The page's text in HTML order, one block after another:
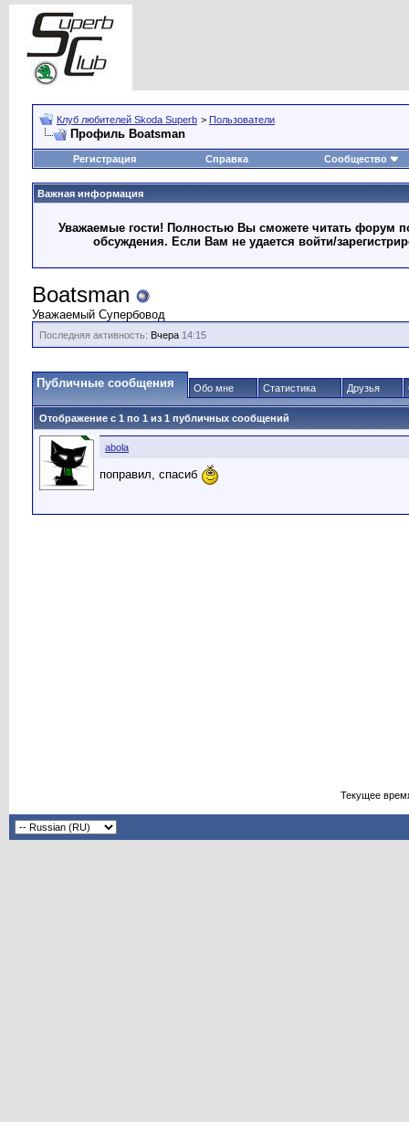
Клуб любителей Skoda Superb > Пользователи
Профиль Boatsman
Регистрация Справка Сообщество
Важная информация
Уважаемые гости! Полностью Вы сможете читать форум
обсуждения. Если Вам не удается войти/
Boatsman
Уважаемый Супербовод
Последняя активность: Вчера 14:15
Публичные сообщения Обо мне Статистика Друзья
Отображение с 1 по 1 из 1 публичных сообщений
abola
поправил, спасиб
Текущее